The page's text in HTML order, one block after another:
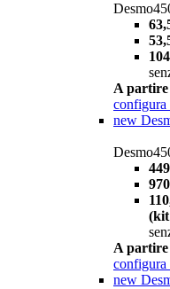
A partire
configura
new
A partire
configura
new